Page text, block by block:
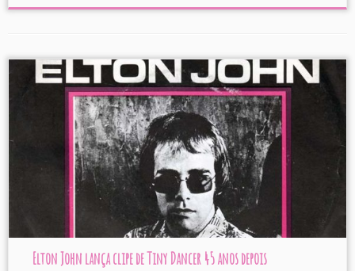
Elton John lança clipe de Tiny Dancer 45 anos depois